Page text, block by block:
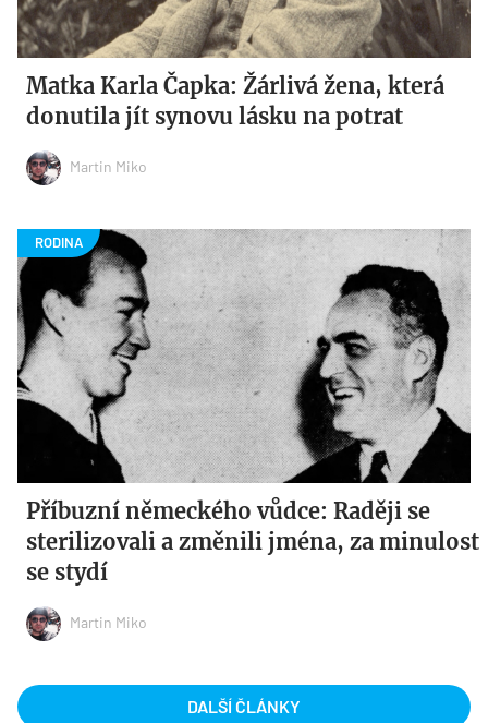
Matka Karla Čapka: Žárlivá žena, která
donutila jít synovu lásku na potrat
Martin Miko
Příbuzní německého vůdce: Raději se
sterilizovali a změnili jména, za minulost
se stydí
Martin Miko
DALŠÍ ČLÁNKY